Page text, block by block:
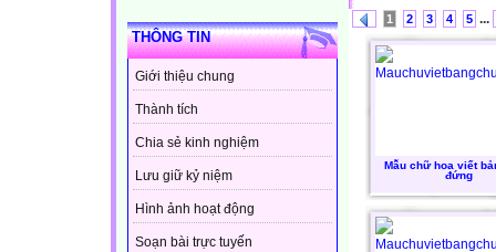
THÔNG TIN
Giới thiệu chung
Thành tích
Chia sẻ kinh nghiệm
Lưu giữ kỷ niệm
Hình ảnh hoạt động
Soạn bài trực tuyến
1 2 3 4 5 ...
Mẫu chữ hoa viết
đứng